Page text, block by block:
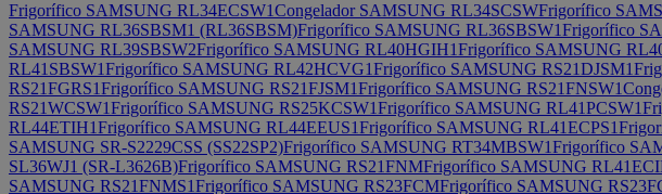
Frigorífico SAMSUNG RL34ECSW1Congelador SAMSUNG RL34SCSWFrigorífico
SAMSUNG RL36SBSM1 (RL36SBSM)Frigorífico SAMSUNG RL36SBSW1Frigorífico
SAMSUNG RL39SBSW2Frigorífico SAMSUNG RL40HGIH1Frigorífico SAMSUNG
RL41SBSW1Frigorífico SAMSUNG RL42HCVG1Frigorífico SAMSUNG RS21DJSM1
RS21FGRS1Frigorífico SAMSUNG RS21FJSM1Frigorífico SAMSUNG RS21FNSW1
RS21WCSW1Frigorífico SAMSUNG RS25KCSW1Frigorífico SAMSUNG RL41PCSW1
RL44ETIH1Frigorífico SAMSUNG RL44EEUS1Frigorífico SAMSUNG RL41ECPS1
SAMSUNG SR-S2229CSS (SS22SP2)Frigorífico SAMSUNG RT34MBSW1Frigorífico
SL36WJ1 (SR-L3626B)Frigorífico SAMSUNG RS21FNMFrigorífico SAMSUNG
SAMSUNG RS21FNMS1Frigorífico SAMSUNG RS23FCMFrigorífico SAMSUNG